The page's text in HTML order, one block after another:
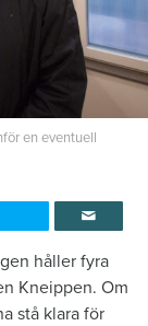
en eventuell
håller fyra
Kneippen. Om
stå klara för